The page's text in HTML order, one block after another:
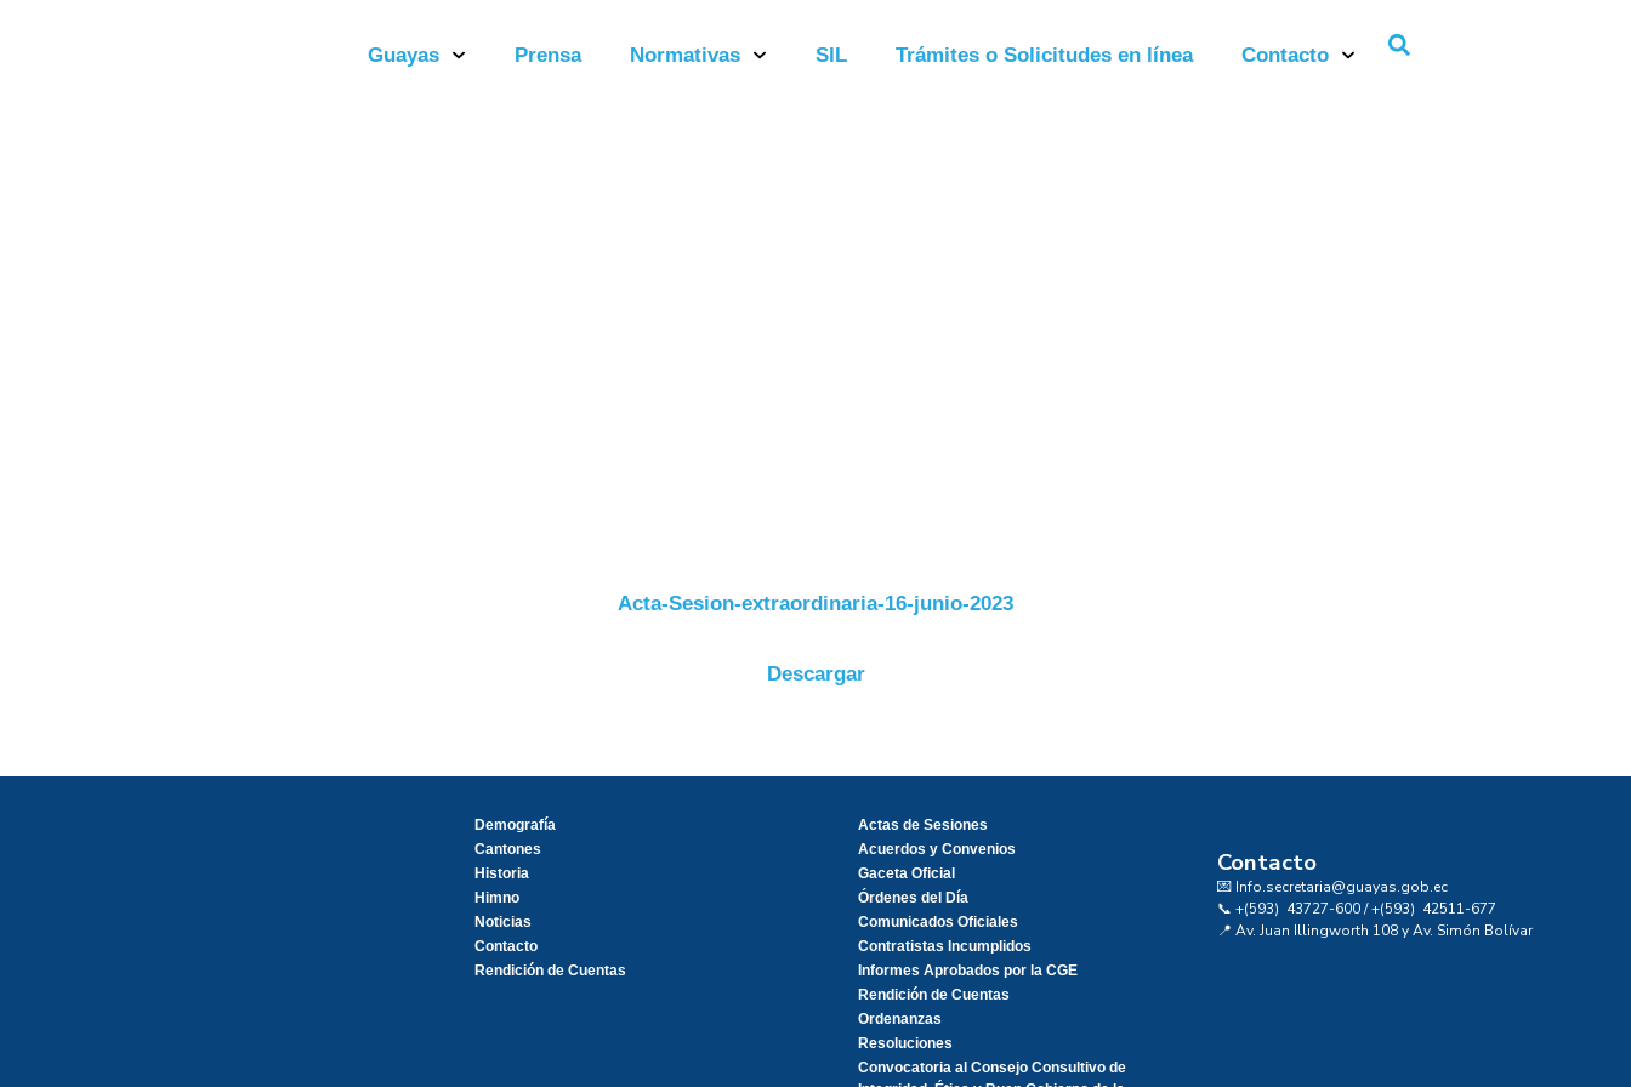
Guayas Prensa Normativas SIL Trámites o Solicitudes en línea Contacto
Acta-Sesion-extraordinaria-16-junio-2023
Descargar
Demografía
Cantones
Historia
Himno
Noticias
Contacto
Rendición de Cuentas
Actas de Sesiones
Acuerdos y Convenios
Gaceta Oficial
Órdenes del Día
Comunicados Oficiales
Contratistas Incumplidos
Informes Aprobados por la CGE
Rendición de Cuentas
Ordenanzas
Resoluciones
Convocatoria al Consejo Consultivo de
Contacto
💌 Info.secretaria@guayas.gob.ec
📞 +(593) 43727-600 / +(593) 42511-677
📍 Av. Juan Illingworth 108 y Av. Simón Bolívar